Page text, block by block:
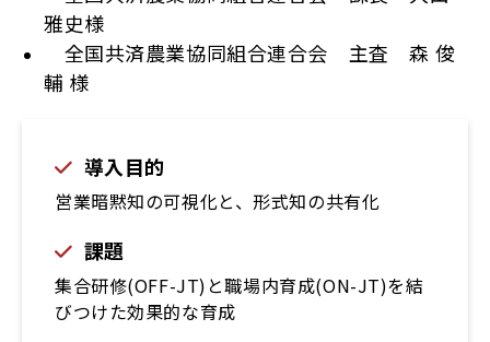
雅史様
全国共済農業協同組合連合会 主査 森 俊
輔 様
導入目的
営業暗黙知の可視化と、形式知の共有化
課題
集合研修(OFF-JT)と職場内育成(ON-JT)を結
びつけた効果的な育成